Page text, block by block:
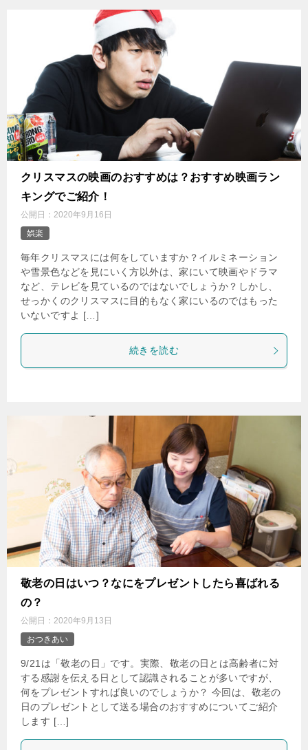
クリスマスの映画のおすすめは？おすすめ映画ラン
キングでご紹介！
公開日： 2020年9月16日
娯楽
毎年クリスマスには何をしていますか？イルミネーション
や雪景色などを見にいく方以外は、家にいて映画やドラマ
など、テレビを見ているのではないでしょうか？しかし、
せっかくのクリスマスに目的もなく家にいるのではもった
いないですよ […]
続きを読む
敬老の日はいつ？なにをプレゼントしたら喜ばれる
の？
公開日： 2020年9月13日
おつきあい
9/21は「敬老の日」です。実際、敬老の日とは高齢者に対
する感謝を伝える日として認識されることが多いですが、
何をプレゼントすれば良いのでしょうか？ 今回は、敬老の
日のプレゼントとして送る場合のおすすめについてご紹介
します […]